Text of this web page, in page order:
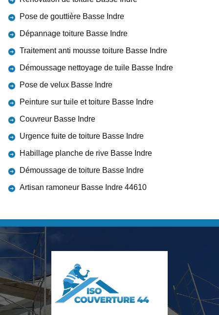
Pose de gouttière Basse Indre
Dépannage toiture Basse Indre
Traitement anti mousse toiture Basse Indre
Démoussage nettoyage de tuile Basse Indre
Pose de velux Basse Indre
Peinture sur tuile et toiture Basse Indre
Couvreur Basse Indre
Urgence fuite de toiture Basse Indre
Habillage planche de rive Basse Indre
Démoussage de toiture Basse Indre
Artisan ramoneur Basse Indre 44610